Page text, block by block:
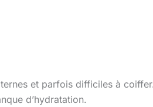
et parfois difficiles à
d’hydratation.